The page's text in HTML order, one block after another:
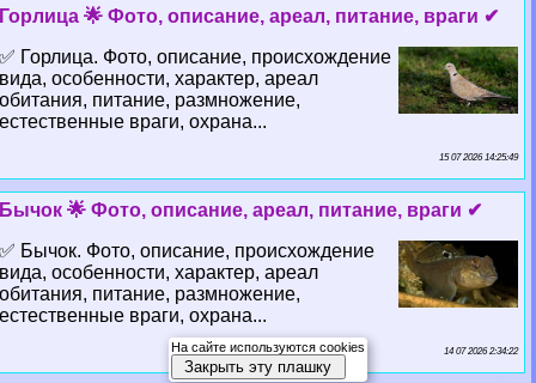
Горлица 🌟 Фото, описание, ареал, питание, враги ✔
✅ Горлица. Фото, описание, происхождение
вида, особенности, хаpaктер, ареал
обитания, питание, размножение,
естественные враги, охрана...
15 07 2026 14:25:49
Бычок 🌟 Фото, описание, ареал, питание, враги ✔
✅ Бычок. Фото, описание, происхождение
вида, особенности, хаpaктер, ареал
обитания, питание, размножение,
естественные враги, охрана...
14 07 2026 2:34:22
На сайте используются cookies
Закрыть эту плашку